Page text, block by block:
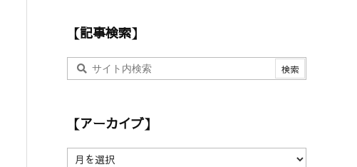
【記事検索】
【アーカイブ】